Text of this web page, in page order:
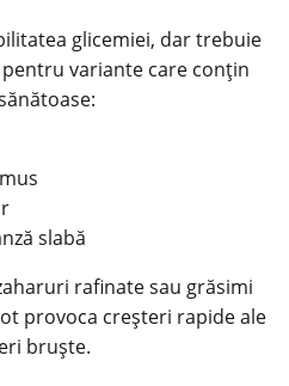
glicemiei, dar trebuie
variante care conțin
slabă
rafinate sau grăsimi
provoca creșteri rapide ale
bruște.